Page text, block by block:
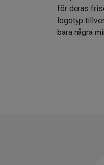
för deras
logotyp
bara några